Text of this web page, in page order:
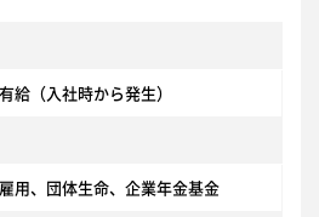
給（入社時から発生）
用、団体生命、企業年金基金